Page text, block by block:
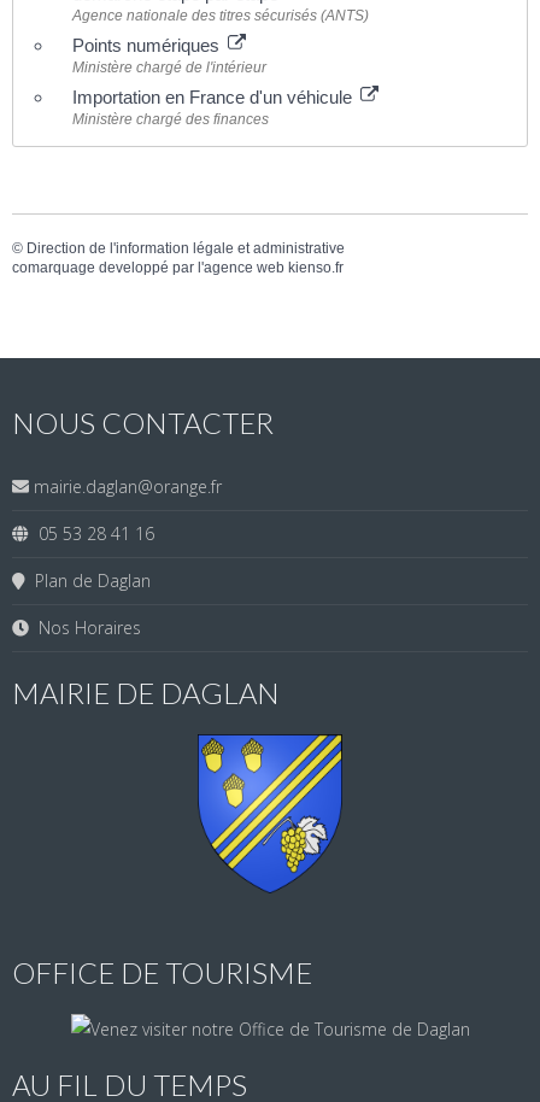
Agence nationale des titres sécurisés (ANTS)
Points numériques
Ministère chargé de l'intérieur
Importation en France d'un véhicule
Ministère chargé des finances
© Direction de l'information légale et administrative
comarquage developpé par l'agence web kienso.fr
NOUS CONTACTER
mairie.daglan@orange.fr
05 53 28 41 16
Plan de Daglan
Nos Horaires
MAIRIE DE DAGLAN
OFFICE DE TOURISME
AU FIL DU TEMPS